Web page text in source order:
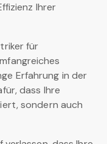
Ihrer
für
Erfahrung in der
dass Ihre
sondern auch